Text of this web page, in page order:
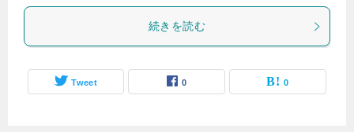
続きを読む
Tweet 0 0